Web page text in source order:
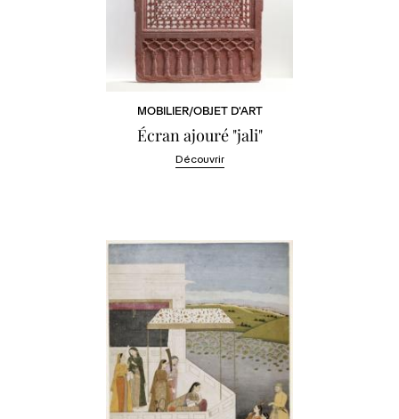
MOBILIER/OBJET D'ART
Écran ajouré "jali"
Découvrir